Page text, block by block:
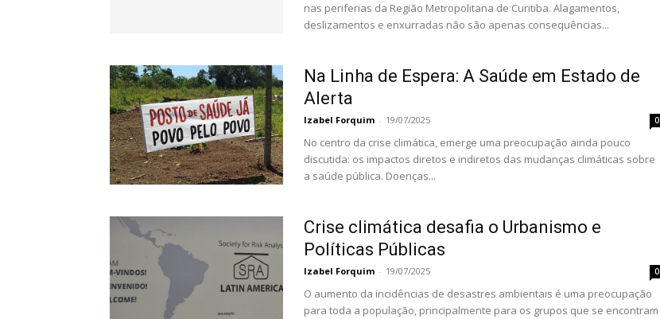
nas periferias da Região Metropolitana de Curitiba. Alagamentos,
deslizamentos e enxurradas não são apenas consequências...
Na Linha de Espera: A Saúde em Estado de
Alerta
Izabel Forquim - 19/07/2025 0
No centro da crise climática, emerge uma preocupação ainda pouco
discutida: os impactos diretos e indiretos das mudanças climáticas sobre
a saúde pública. Doenças...
Crise climática desafia o Urbanismo e
Políticas Públicas
Izabel Forquim - 19/07/2025 0
O aumento da incidências de desastres ambientais é uma preocupação
para toda a população, principalmente para os grupos que se encontram